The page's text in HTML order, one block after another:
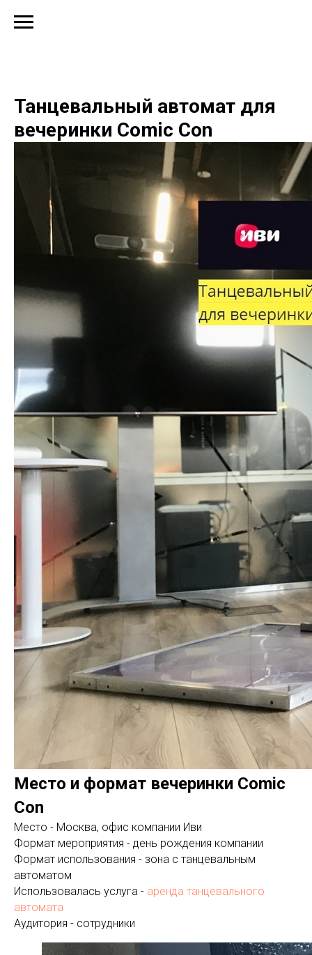
Танцевальный автомат для
вечеринки Comic Con
Место и формат вечеринки Comic
Con
Место - Москва, офис компании Иви
Формат мероприятия - день рождения компании
Формат использования - зона с танцевальным
автоматом
Использовалась услуга - аренда танцевального
автомата
Аудитория - сотрудники